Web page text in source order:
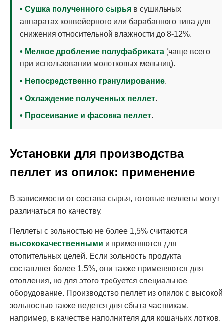
• Сушка полученного сырья в сушильных
аппаратах конвейерного или барабанного типа для
снижения относительной влажности до 8-12%.
• Мелкое дробление полуфабриката (чаще всего
при использовании молотковых мельниц).
• Непосредственно гранулирование.
• Охлаждение полученных пеллет.
• Просеивание и фасовка пеллет.
Установки для производства
пеллет из опилок: применение
В зависимости от состава сырья, готовые пеллеты могут
различаться по качеству.
Пеллеты с зольностью не более 1,5% считаются
высококачественными и применяются для
отопительных целей. Если зольность продукта
составляет более 1,5%, они также применяются для
отопления, но для этого требуется специальное
оборудование. Производство пеллет из опилок с высокой
зольностью также ведется для сбыта частникам,
например, в качестве наполнителя для кошачьих лотков.